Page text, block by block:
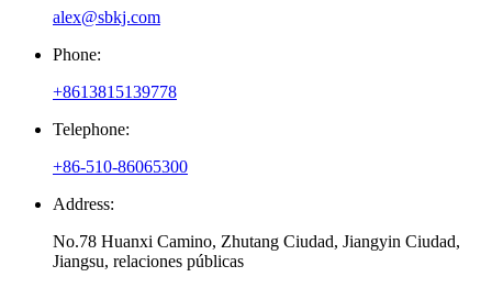
alex@sbkj.com
Phone:
+8613815139778
Telephone:
+86-510-86065300
Address:
No.78 Huanxi Camino, Zhutang Ciudad, Jiangyin Ciudad,
Jiangsu, relaciones públicas